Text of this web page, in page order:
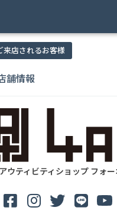
舗情報
来店されるお客様
アウティビティショップ フォ